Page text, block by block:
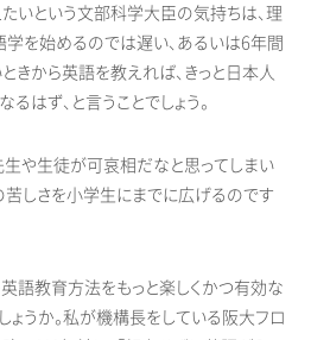
いという文部科学大臣の気持ちは、理
学を始めるのでは遅い、あるいは6年間
きから英語を教えれば、きっと日本人
はず、と言うことでしょう。
生や生徒が可哀相だなと思ってしまい
苦しさを小学生にまでに広げるのです
語教育方法をもっと楽しくかつ有効な
ょうか。私が機構長をしている阪大フロ